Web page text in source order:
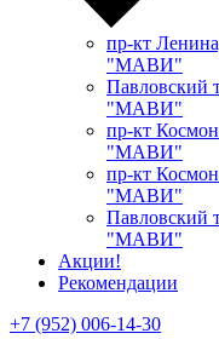
пр-кт
"МАВИ"
​Павловский
"МАВИ"
пр-кт
"МАВИ"
пр-кт
"МАВИ"
Павловский
"МАВИ"
Акции!
Рекомендации
+7 (952) 006-14-30